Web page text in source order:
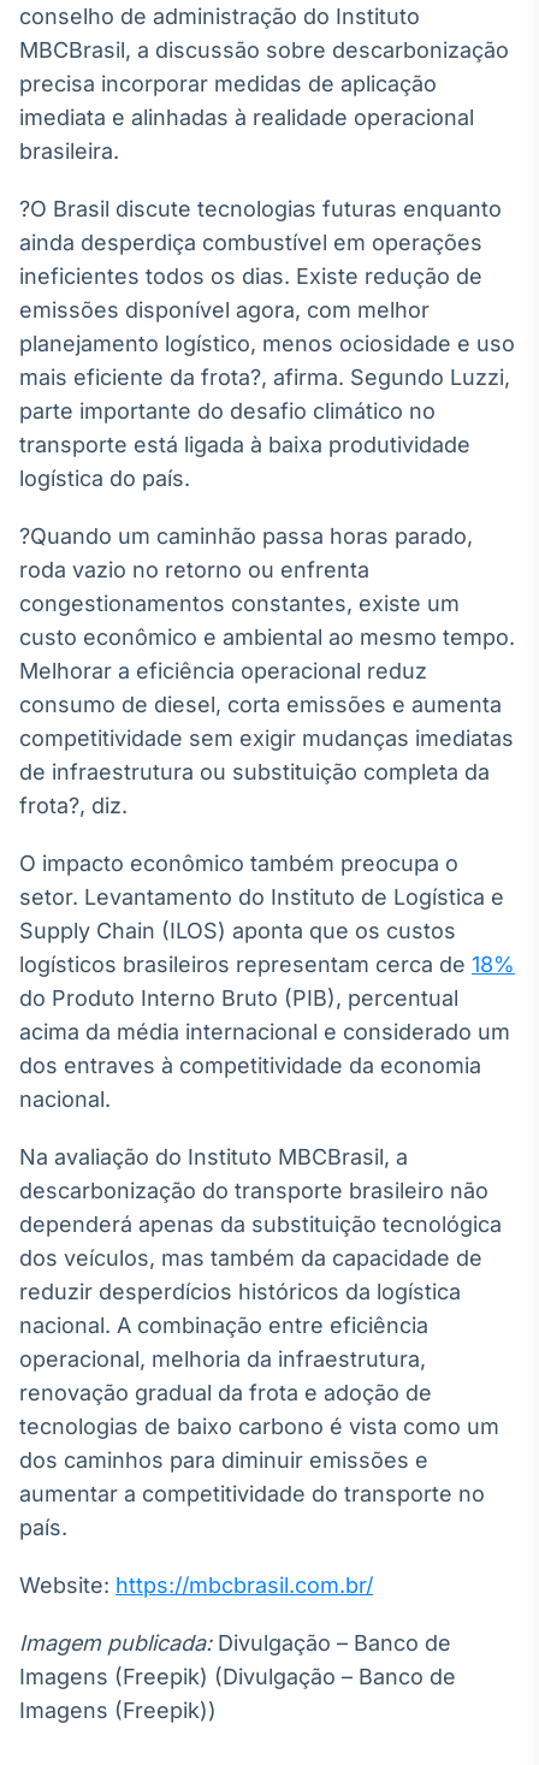
conselho de administração do Instituto
MBCBrasil, a discussão sobre descarbonização
precisa incorporar medidas de aplicação
imediata e alinhadas à realidade operacional
brasileira.
?O Brasil discute tecnologias futuras enquanto
ainda desperdiça combustível em operações
ineficientes todos os dias. Existe redução de
emissões disponível agora, com melhor
planejamento logístico, menos ociosidade e uso
mais eficiente da frota?, afirma. Segundo Luzzi,
parte importante do desafio climático no
transporte está ligada à baixa produtividade
logística do país.
?Quando um caminhão passa horas parado,
roda vazio no retorno ou enfrenta
congestionamentos constantes, existe um
custo econômico e ambiental ao mesmo tempo.
Melhorar a eficiência operacional reduz
consumo de diesel, corta emissões e aumenta
competitividade sem exigir mudanças imediatas
de infraestrutura ou substituição completa da
frota?, diz.
O impacto econômico também preocupa o
setor. Levantamento do Instituto de Logística e
Supply Chain (ILOS) aponta que os custos
logísticos brasileiros representam cerca de 18%
do Produto Interno Bruto (PIB), percentual
acima da média internacional e considerado um
dos entraves à competitividade da economia
nacional.
Na avaliação do Instituto MBCBrasil, a
descarbonização do transporte brasileiro não
dependerá apenas da substituição tecnológica
dos veículos, mas também da capacidade de
reduzir desperdícios históricos da logística
nacional. A combinação entre eficiência
operacional, melhoria da infraestrutura,
renovação gradual da frota e adoção de
tecnologias de baixo carbono é vista como um
dos caminhos para diminuir emissões e
aumentar a competitividade do transporte no
país.
Website: https://mbcbrasil.com.br/
Imagem publicada:Divulgação – Banco de
Imagens (Freepik) (Divulgação – Banco de
Imagens (Freepik))